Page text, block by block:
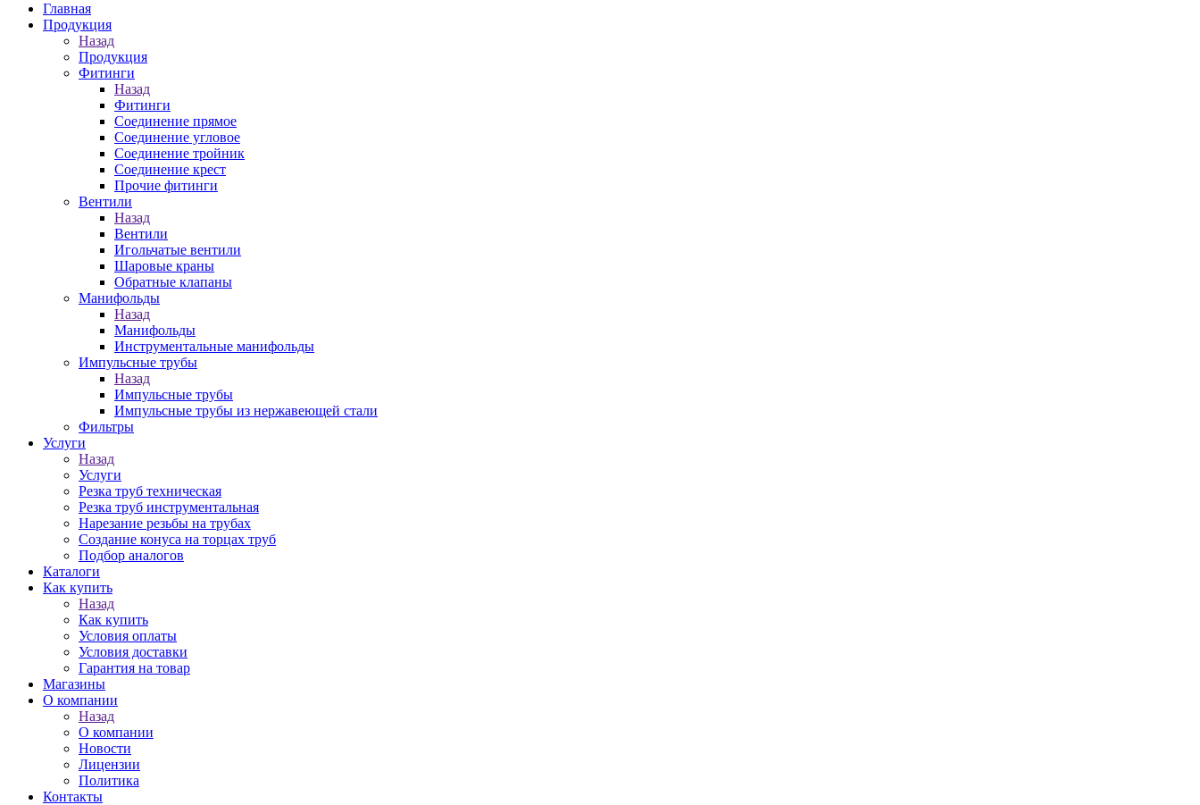
Главная
Продукция
Назад
Продукция
Фитинги
Назад
Фитинги
Соединение прямое
Соединение угловое
Соединение тройник
Соединение крест
Прочие фитинги
Вентили
Назад
Вентили
Игольчатые вентили
Шаровые краны
Обратные клапаны
Манифольды
Назад
Манифольды
Инструментальные манифольды
Импульсные трубы
Назад
Импульсные трубы
Импульсные трубы из нержавеющей стали
Фильтры
Услуги
Назад
Услуги
Резка труб техническая
Резка труб инструментальная
Нарезание резьбы на трубах
Создание конуса на торцах труб
Подбор аналогов
Каталоги
Как купить
Назад
Как купить
Условия оплаты
Условия доставки
Гарантия на товар
Магазины
О компании
Назад
О компании
Новости
Лицензии
Политика
Контакты